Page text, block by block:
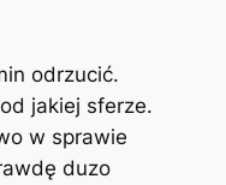
odrzucić.
jakiej sferze.
w sprawie
duzo